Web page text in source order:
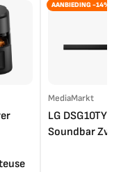
AANBIEDING -14%
MediaMarkt
LG DSG10TY
Soundbar